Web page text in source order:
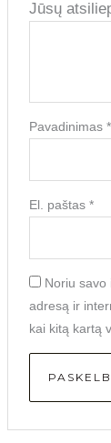
Jūsų
Pavadinimas *
El. paštas *
Noriu savo
adresą ir
kai kitą kartą